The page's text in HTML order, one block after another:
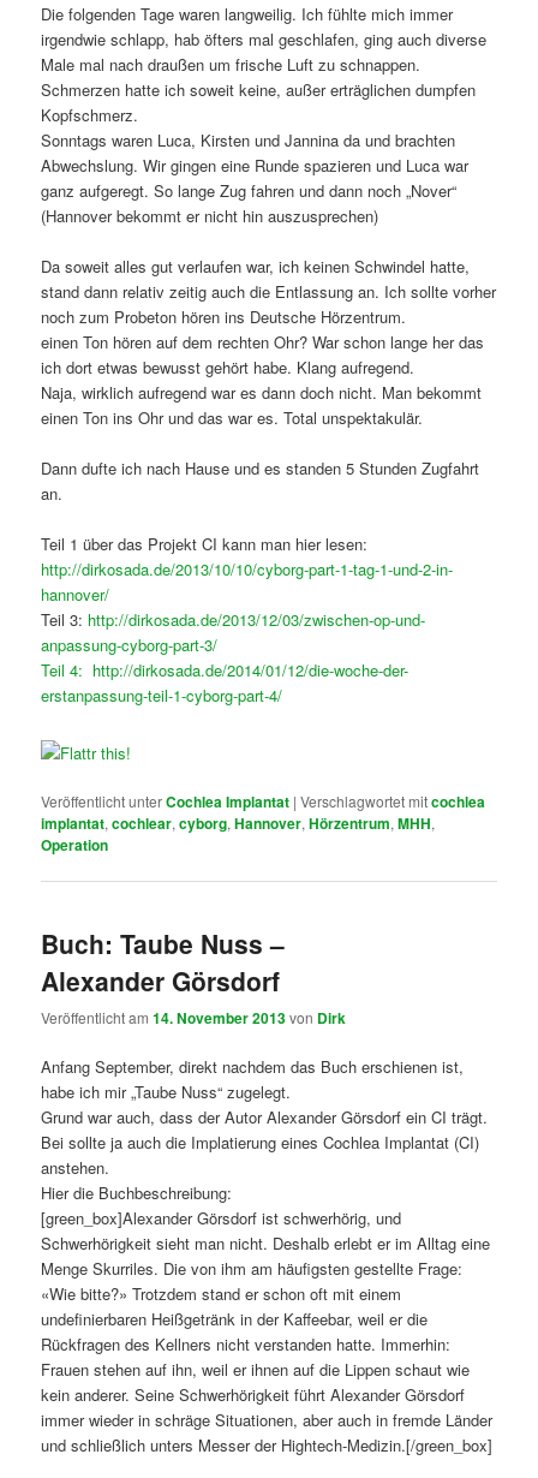
Die folgenden Tage waren langweilig. Ich fühlte mich immer
irgendwie schlapp, hab öfters mal geschlafen, ging auch diverse
Male mal nach draußen um frische Luft zu schnappen.
Schmerzen hatte ich soweit keine, außer erträglichen dumpfen
Kopfschmerz.
Sonntags waren Luca, Kirsten und Jannina da und brachten
Abwechslung. Wir gingen eine Runde spazieren und Luca war
ganz aufgeregt. So lange Zug fahren und dann noch „Nover“
(Hannover bekommt er nicht hin auszusprechen)
Da soweit alles gut verlaufen war, ich keinen Schwindel hatte,
stand dann relativ zeitig auch die Entlassung an. Ich sollte vorher
noch zum Probeton hören ins Deutsche Hörzentrum.
einen Ton hören auf dem rechten Ohr? War schon lange her das
ich dort etwas bewusst gehört habe. Klang aufregend.
Naja, wirklich aufregend war es dann doch nicht. Man bekommt
einen Ton ins Ohr und das war es. Total unspektakulär.
Dann dufte ich nach Hause und es standen 5 Stunden Zugfahrt
an.
Teil 1 über das Projekt CI kann man hier lesen:
http://dirkosada.de/2013/10/10/cyborg-part-1-tag-1-und-2-in-
hannover/
Teil 3: http://dirkosada.de/2013/12/03/zwischen-op-und-
anpassung-cyborg-part-3/
Teil 4: http://dirkosada.de/2014/01/12/die-woche-der-
erstanpassung-teil-1-cyborg-part-4/
Veröffentlicht unterCochlea Implantat |Verschlagwortet mitcochlea
implantat,cochlear,cyborg,Hannover,Hörzentrum,MHH,
Operation
Buch: Taube Nuss –
Alexander Görsdorf
Veröffentlicht am14. November 2013von Dirk
Anfang September, direkt nachdem das Buch erschienen ist,
habe ich mir „Taube Nuss“ zugelegt.
Grund war auch, dass der Autor Alexander Görsdorf ein CI trägt.
Bei sollte ja auch die Implatierung eines Cochlea Implantat (CI)
anstehen.
Hier die Buchbeschreibung:
[green_box]Alexander Görsdorf ist schwerhörig, und
Schwerhörigkeit sieht man nicht. Deshalb erlebt er im Alltag eine
Menge Skurriles. Die von ihm am häufigsten gestellte Frage:
«Wie bitte?» Trotzdem stand er schon oft mit einem
undefinierbaren Heißgetränk in der Kaffeebar, weil er die
Rückfragen des Kellners nicht verstanden hatte. Immerhin:
Frauen stehen auf ihn, weil er ihnen auf die Lippen schaut wie
kein anderer. Seine Schwerhörigkeit führt Alexander Görsdorf
immer wieder in schräge Situationen, aber auch in fremde Länder
und schließlich unters Messer der Hightech-Medizin.[/green_box]